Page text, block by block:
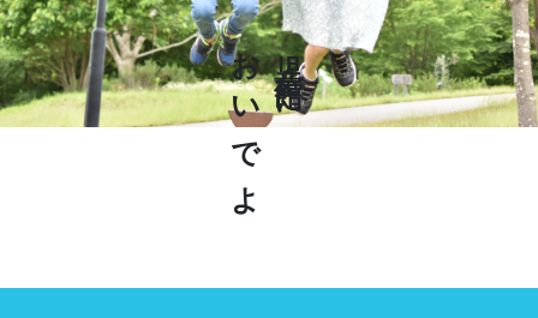
児童館に
おいでよ